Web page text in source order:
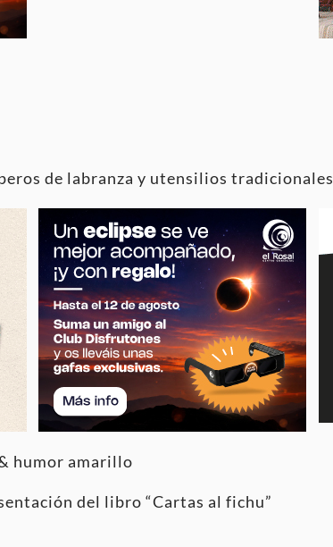
de labranza y utensilios tradicionales
humor amarillo
del libro “Cartas al fichu”